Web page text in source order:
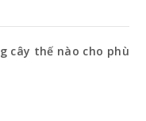
cây thế nào cho phù